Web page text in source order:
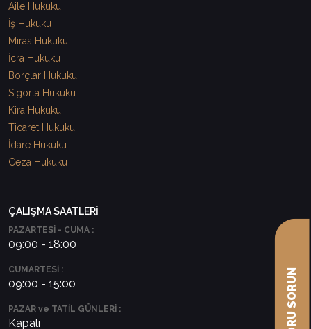
Aile Hukuku
İş Hukuku
Miras Hukuku
İcra Hukuku
Borçlar Hukuku
Sigorta Hukuku
Kira Hukuku
Ticaret Hukuku
İdare Hukuku
Ceza Hukuku
ÇALIŞMA SAATLERİ
PAZARTESİ - CUMA :
09:00 - 18:00
CUMARTESİ :
09:00 - 15:00
PAZAR ve TATİL GÜNLERİ :
Kapalı